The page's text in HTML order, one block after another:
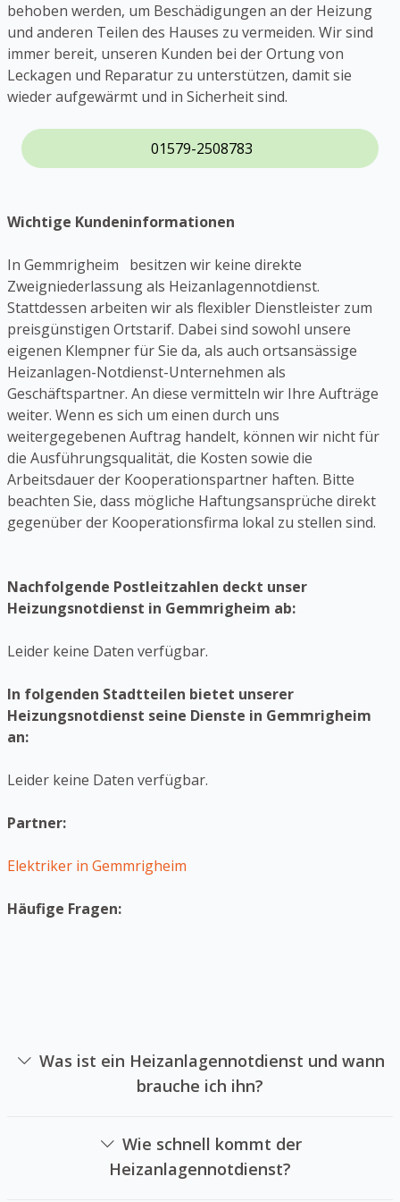
behoben werden, um Beschädigungen an der Heizung
und anderen Teilen des Hauses zu vermeiden. Wir sind
immer bereit, unseren Kunden bei der Ortung von
Leckagen und Reparatur zu unterstützen, damit sie
wieder aufgewärmt und in Sicherheit sind.
01579-2508783
Wichtige Kundeninformationen
In Gemmrigheim besitzen wir keine direkte
Zweigniederlassung als Heizanlagennotdienst.
Stattdessen arbeiten wir als flexibler Dienstleister zum
preisgünstigen Ortstarif. Dabei sind sowohl unsere
eigenen Klempner für Sie da, als auch ortsansässige
Heizanlagen-Notdienst-Unternehmen als
Geschäftspartner. An diese vermitteln wir Ihre Aufträge
weiter. Wenn es sich um einen durch uns
weitergegebenen Auftrag handelt, können wir nicht für
die Ausführungsqualität, die Kosten sowie die
Arbeitsdauer der Kooperationspartner haften. Bitte
beachten Sie, dass mögliche Haftungsansprüche direkt
gegenüber der Kooperationsfirma lokal zu stellen sind.
Nachfolgende Postleitzahlen deckt unser
Heizungsnotdienst in Gemmrigheim ab:
Leider keine Daten verfügbar.
In folgenden Stadtteilen bietet unserer
Heizungsnotdienst seine Dienste in Gemmrigheim
an:
Leider keine Daten verfügbar.
Partner:
Elektriker in Gemmrigheim
Häufige Fragen:
Was ist ein Heizanlagennotdienst und wann
brauche ich ihn?
von Heizungsanlagen in Notsituationen spezialisiert hat.
Sie können einen Heizanlagennotdienst beauftragen,
falls Ihre Heizung ausgefallen ist und Sie keine Wärme
Wie schnell kommt der
Heizanlagennotdienst?